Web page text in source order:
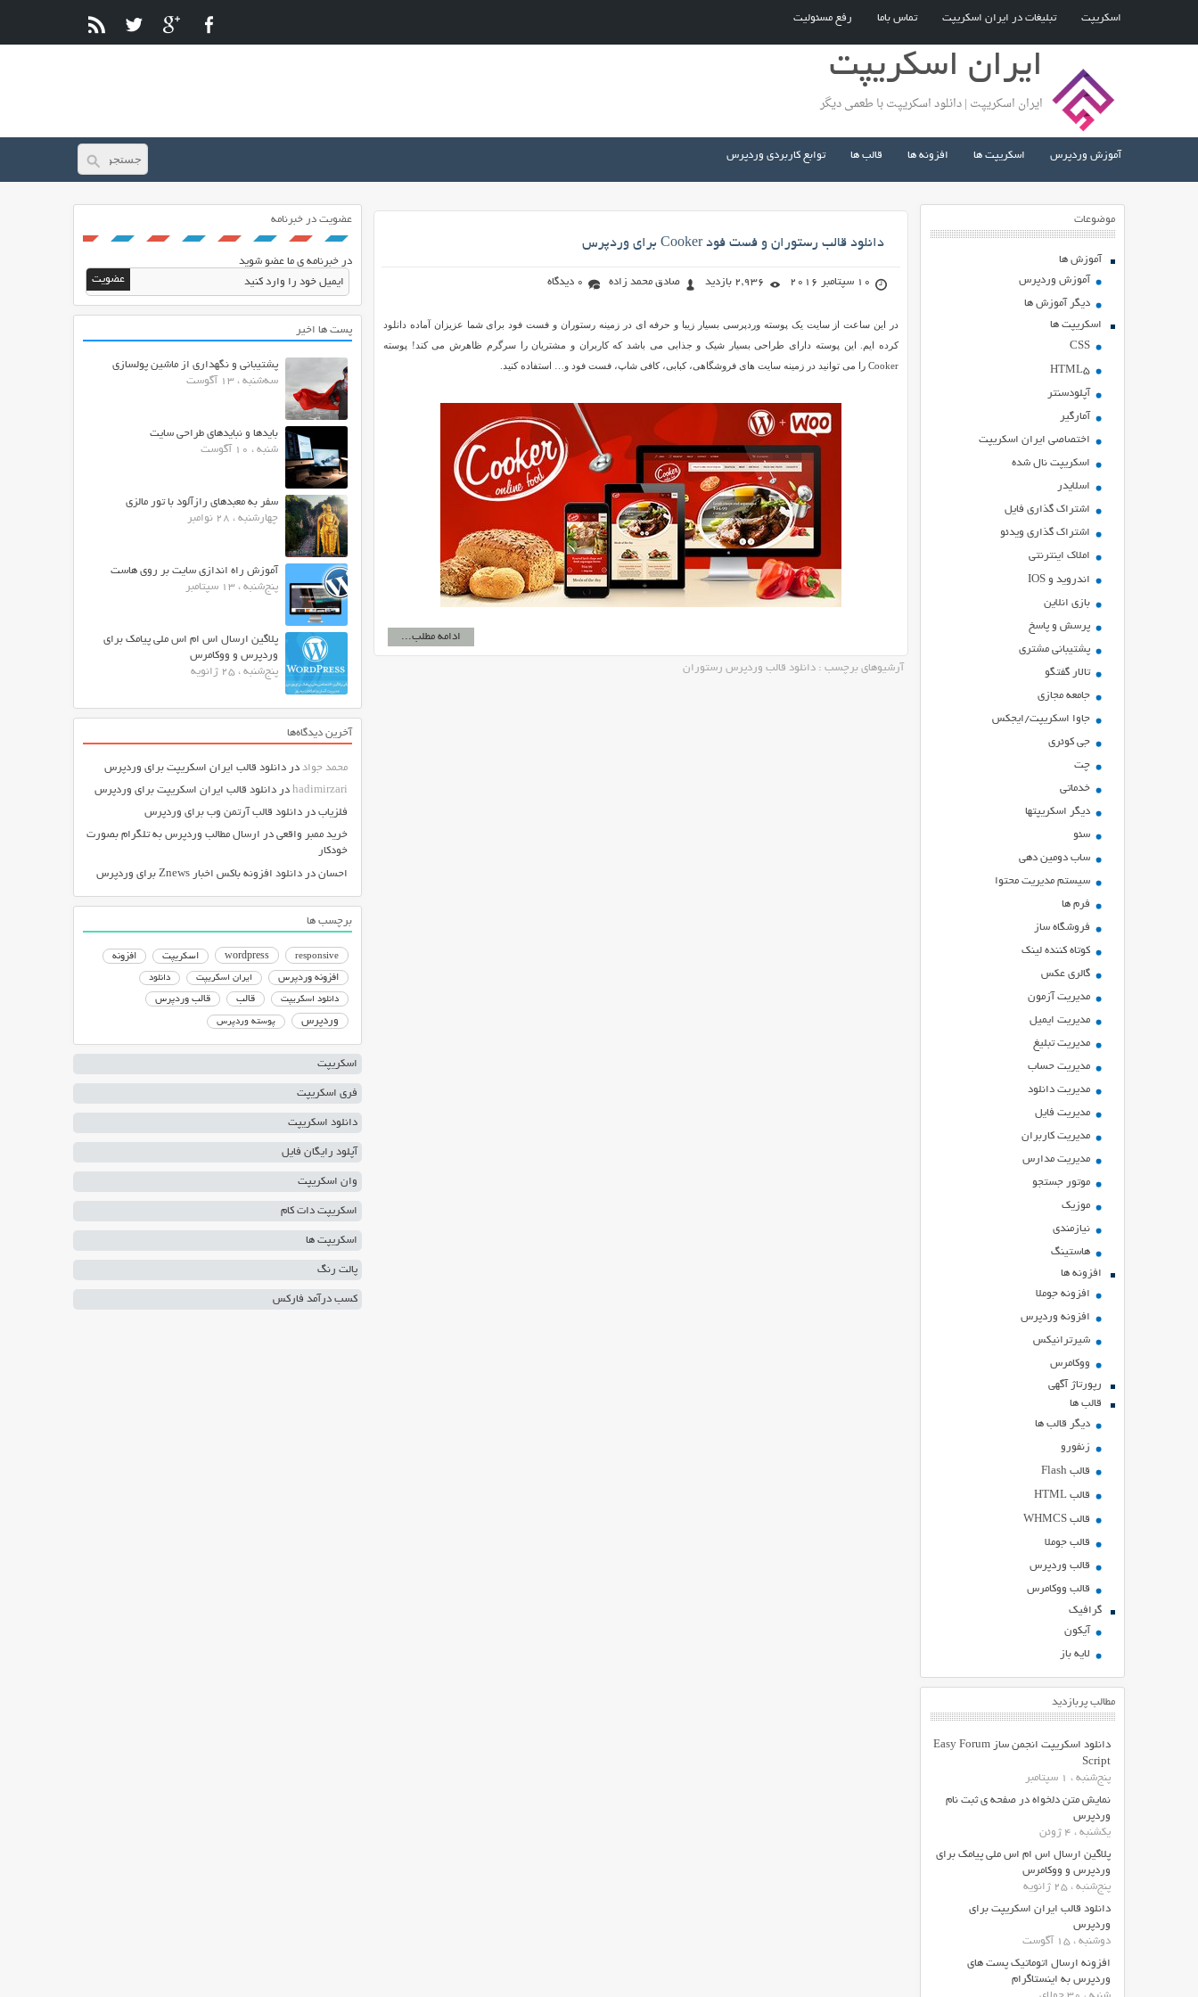
اسکریپت تبلیغات در ایران اسکریپت تماس باما رفع مسئولیت
ایران اسکریپت
ایران اسکریپت | دانلود اسکریپت با طعمی دیگر
آموزش وردپرس اسکریپت ها افزونه ها قالب ها توابع کاربردی وردپرس
موضوعات
آموزش ها
آموزش وردپرس
دیگر آموزش ها
اسکریپت ها
CSS
HTML5
آپلودسنتر
آمارگیر
اختصاصی ایران اسکریپت
اسکریپت نال شده
اسلایدر
اشتراك گذاري فايل
اشتراک گذاری ویدئو
املاک اینترنتی
اندروید و IOS
بازي انلاين
پرسش و پاسخ
پشتیبانی مشتری
تالار گفتگو
جامعه مجازی
جاوا اسکریپت/ایجکس
جی کوئری
چت
خدماتی
ديگر اسكريپتها
سئو
ساب دومین دهی
سیستم مدیریت محتوا
فرم ها
فروشگاه ساز
کوتاه کننده لینک
گالری عکس
مدیریت آزمون
مدیریت ایمیل
مدیریت تبلیغ
مدیریت حساب
مدیریت دانلود
مدیریت فایل
مدیریت کاربران
مدیریت مدارس
موتور جستجو
موزیک
نیازمندی
هاستينگ
افزونه ها
افزونه جوملا
افزونه وردپرس
شیرترانیکس
ووکامرس
رپورتاژ آگهی
قالب ها
دیگر قالب ها
زنفورو
قالب Flash
قالب HTML
قالب WHMCS
قالب جوملا
قالب وردپرس
قالب ووکامرس
گرافیک
آیکون
لایه باز
مطالب پربازدید
دانلود اسکریپت انجمن ساز Easy Forum
Script
پنج‌شنبه ، 1 سپتامبر
نمایش متن دلخواه در صفحه ی ثبت نام
وردپرس
یکشنبه ، 4 ژوئن
پلاگین ارسال اس ام اس ملی پیامک برای
وردپرس و ووکامرس
پنج‌شنبه ، 25 ژانویه
دانلود قالب ایران اسکریپت برای
وردپرس
دوشنبه ، 15 آگوست
افزونه ارسال اتوماتیک پست های
وردپرس به اینستاگرام
دانلود قالب رستوران و فست فود Cooker برای وردپرس
10 سپتامبر 2016 2,936 بازدید صادق محمد زاده 0 دیدگاه
در این ساعت از سایت یک پوسته وردپرسی بسیار زیبا و حرفه ای در زمینه رستوران و فست فود برای شما عزیزان آماده دانلود
کرده ایم. این پوسته دارای طراحی بسیار شیک و جذابی می باشد که کاربران و مشتریان را سرگرم ظاهرش می کند! پوسته
Cooker را می توانید در زمینه سایت های فروشگاهی، کبابی، کافی شاپ، فست فود و… استفاده کنید.
ادامه مطلب...
آرشیوهای برچسب : دانلود قالب وردپرس رستوران
عضویت در خبرنامه
در خبرنامه ی ما عضو شوید
پست ها اخیر
پشتیبانی و نگهداری از ماشین پولسازی
سه‌شنبه ، 13 آگوست
بایدها و نبایدهای طراحی سایت
شنبه ، 10 آگوست
سفر به معبدهای رازآلود با تور مالزی
چهارشنبه ، 28 نوامبر
آموزش راه اندازی سایت بر روی هاست
پنج‌شنبه ، 13 سپتامبر
پلاگین ارسال اس ام اس ملی پیامک برای
وردپرس و ووکامرس
پنج‌شنبه ، 25 ژانویه
آخرین دیدگاه‌ها
محمد جواد در دانلود قالب ایران اسکریپت برای وردپرس
hadimirzari در دانلود قالب ایران اسکریپت برای وردپرس
فلزیاب در دانلود قالب آرتمن وب برای وردپرس
خرید ممبر واقعی در ارسال مطالب وردپرس به تلگرام بصورت
خودکار
احسان در دانلود افزونه باکس اخبار Znews برای وردپرس
برچسب ها
responsive
wordpress اسکریپت
افزونه
افزونه وردپرس
ایران اسکریپت دانلود
دانلود اسکریپت قالب قالب وردپرس
وردپرس پوسته وردپرس
اسکریپت
فری اسکریپت
دانلود اسکریپت
آپلود رایگان فایل
وان اسکریپت
اسکریپت دات کام
اسکریپت ها
پالت رنگ
کسب درآمد فارکس